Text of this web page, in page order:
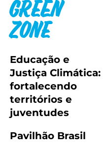
Green
Zone
Educação e
Justiça Climática:
fortalecendo
territórios e
juventudes
Pavilhão Brasil